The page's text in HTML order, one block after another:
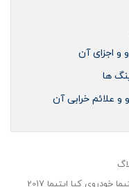
و اجزای آن
ها
علائم خرابی آن
خودروی کیا اپتیما 2017